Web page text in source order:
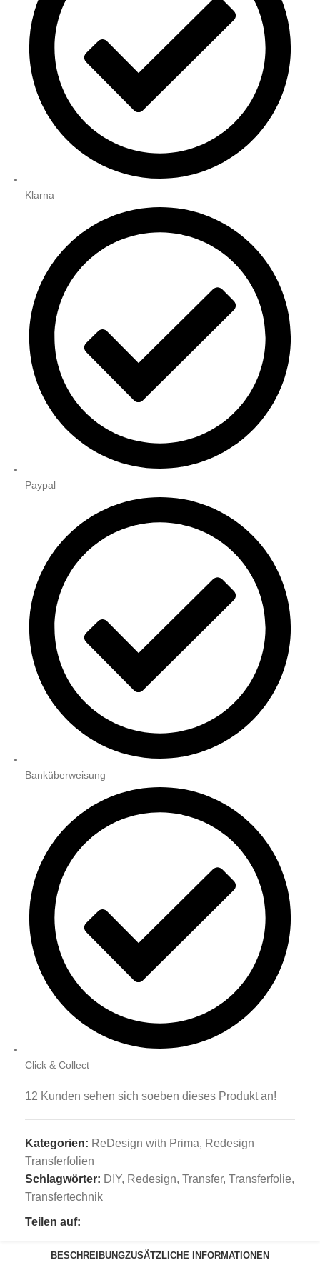
Klarna
Paypal
Banküberweisung
Click & Collect
12 Kunden sehen sich soeben dieses Produkt an!
Kategorien: ReDesign with Prima, Redesign
Transferfolien
Schlagwörter: DIY, Redesign, Transfer, Transferfolie,
Transfertechnik
Teilen auf:
BESCHREIBUNGZUSÄTZLICHE INFORMATIONEN